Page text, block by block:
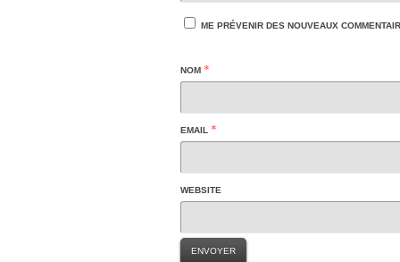
ME PRÉVENIR DES NOUVEAUX
NOM *
EMAIL *
WEBSITE